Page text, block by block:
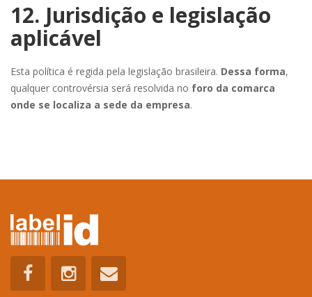
12. Jurisdição e legislação
aplicável
Esta política é regida pela legislação brasileira. Dessa forma,
qualquer controvérsia será resolvida no foro da comarca
onde se localiza a sede da empresa.